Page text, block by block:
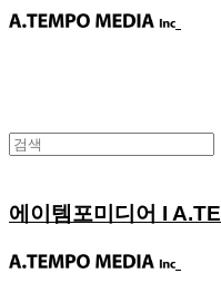
에이템포미디어 I